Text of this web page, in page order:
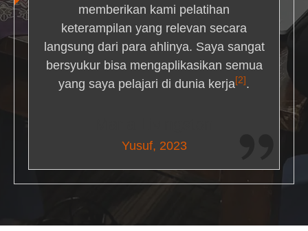
memberikan kami pelatihan
keterampilan yang relevan secara
langsung dari para ahlinya. Saya sangat
bersyukur bisa mengaplikasikan semua
yang saya pelajari di dunia kerja[2] .
Yusuf, 2023